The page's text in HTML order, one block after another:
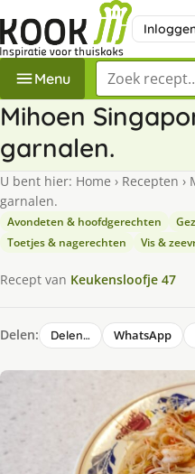
Menu Zoek een recept
Mihoen
garnalen.
U bent hier: Home › Recepten ›
garnalen.
Avondeten & hoofdgerechten
Toetjes & nagerechten
Vis &
Recept van Keukensloofje 47
Delen: Delen… WhatsApp